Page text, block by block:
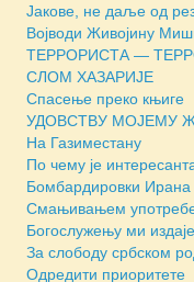
Јакове, не даље од
Војводи Живојину
ТЕРРОРИСТА —
СЛОМ ХАЗАРИЈЕ
Спасење преко књиге
УДОВСТВУ МОЈЕМУ
На Газиместану
По чему је
Бомбардировки
Смањивањем употребе
Богослужењу ми
За слободу србском
Одредити приоритете